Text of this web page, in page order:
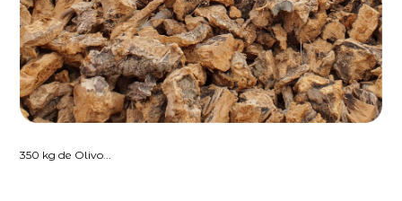
350 kg de Olivo...